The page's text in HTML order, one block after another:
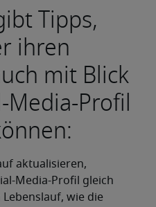
Tipps,
ihren
mit Blick
Media-Profil
aktualisieren,
Media-Profil gleich
wie die